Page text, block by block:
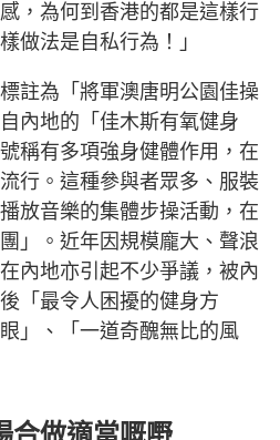
，為何到香港的都是這樣行
做法是自私行為！」
註為「將軍澳唐明公園佳操
內地的「佳木斯有氧健身
稱有多項強身健體作用，在
行。這種參與者眾多、服裝
放音樂的集體步操活動，在
」。近年因規模龐大、聲浪
內地亦引起不少爭議，被內
「最令人困擾的健身方
」、「一道奇醜無比的風